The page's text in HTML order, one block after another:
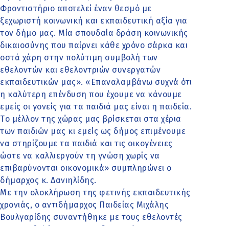
Φροντιστήριο αποτελεί έναν θεσμό με
ξεχωριστή κοινωνική και εκπαιδευτική αξία για
τον δήμο μας. Μία σπουδαία δράση κοινωνικής
δικαιοσύνης που παίρνει κάθε χρόνο σάρκα και
οστά χάρη στην πολύτιμη συμβολή των
εθελοντών και εθελοντριών συνεργατών
εκπαιδευτικών μας». «Επαναλαμβάνω συχνά ότι
η καλύτερη επένδυση που έχουμε να κάνουμε
εμείς οι γονείς για τα παιδιά μας είναι η παιδεία.
Tο μέλλον της χώρας μας βρίσκεται στα χέρια
των παιδιών μας κι εμείς ως δήμος επιμένουμε
να στηρίζουμε τα παιδιά και τις οικογένειες
ώστε να καλλιεργούν τη γνώση χωρίς να
επιβαρύνονται οικονομικά» συμπληρώνει ο
δήμαρχος κ. Δανιηλίδης.
Με την ολοκλήρωση της φετινής εκπαιδευτικής
χρονιάς, ο αντιδήμαρχος Παιδείας Μιχάλης
Βουλγαρίδης συναντήθηκε με τους εθελοντές